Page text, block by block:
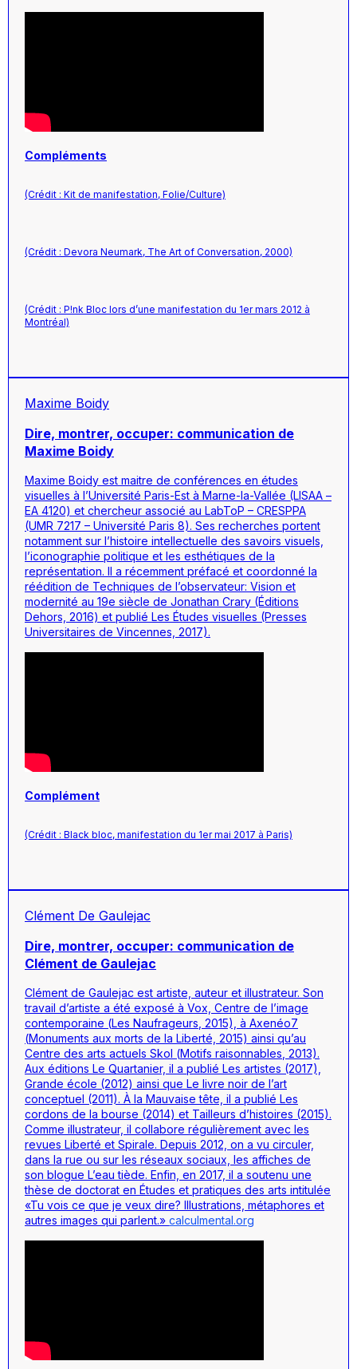
Compléments
(Crédit : Kit de manifestation, Folie/Culture)
(Crédit : Devora Neumark, The Art of Conversation, 2000)
(Crédit : P!nk Bloc lors d’une manifestation du 1er mars 2012 à
Montréal)
Maxime Boidy
Dire, montrer, occuper: communication de
Maxime Boidy
Maxime Boidy est maitre de conférences en études
visuelles à l’Université Paris-Est à Marne-la-Vallée (LISAA –
EA 4120) et chercheur associé au LabToP – CRESPPA
(UMR 7217 – Université Paris 8). Ses recherches portent
notamment sur l’histoire intellectuelle des savoirs visuels,
l’iconographie politique et les esthétiques de la
représentation. Il a récemment préfacé et coordonné la
réédition de Techniques de l’observateur: Vision et
modernité au 19e siècle de Jonathan Crary (Éditions
Dehors, 2016) et publié Les Études visuelles (Presses
Universitaires de Vincennes, 2017).
Complément
(Crédit : Black bloc, manifestation du 1er mai 2017 à Paris)
Clément De Gaulejac
Dire, montrer, occuper: communication de
Clément de Gaulejac
Clément de Gaulejac est artiste, auteur et illustrateur. Son
travail d’artiste a été exposé à Vox, Centre de l’image
contemporaine (Les Naufrageurs, 2015), à Axenéo7
(Monuments aux morts de la Liberté, 2015) ainsi qu’au
Centre des arts actuels Skol (Motifs raisonnables, 2013).
Aux éditions Le Quartanier, il a publié Les artistes (2017),
Grande école (2012) ainsi que Le livre noir de l’art
conceptuel (2011). À la Mauvaise tête, il a publié Les
cordons de la bourse (2014) et Tailleurs d’histoires (2015).
Comme illustrateur, il collabore régulièrement avec les
revues Liberté et Spirale. Depuis 2012, on a vu circuler,
dans la rue ou sur les réseaux sociaux, les affiches de
son blogue L’eau tiède. Enfin, en 2017, il a soutenu une
thèse de doctorat en Études et pratiques des arts intitulée
«Tu vois ce que je veux dire? Illustrations, métaphores et
autres images qui parlent.» calculmental.org